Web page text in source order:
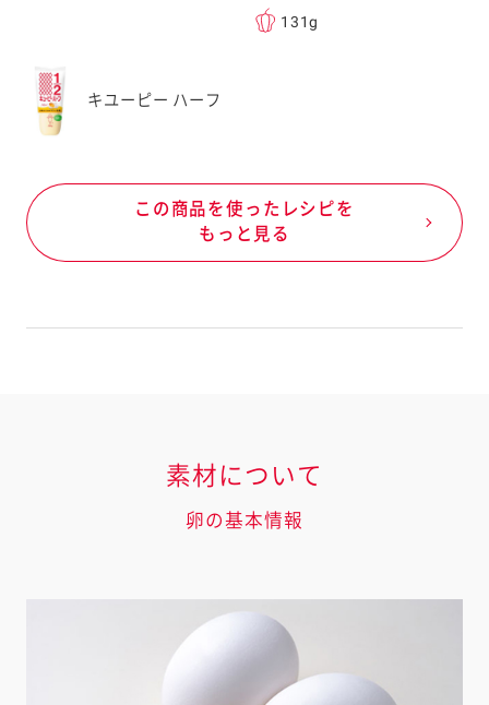
131g
キユーピー ハーフ
この商品を使ったレシピを
もっと見る
素材について
卵の基本情報